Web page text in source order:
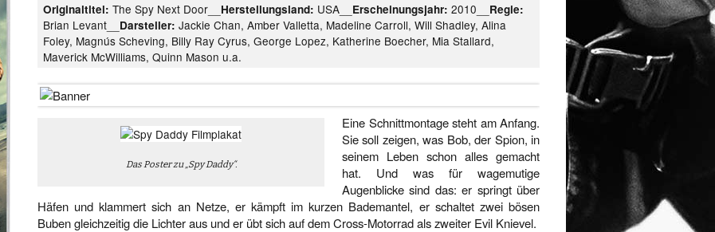
Originaltitel: The Spy Next Door__ Herstellungsland: USA__ Erscheinungsjahr: 2010__ Regie:
Brian Levant__ Darsteller: Jackie Chan, Amber Valletta, Madeline Carroll, Will Shadley, Alina
Foley, Magnús Scheving, Billy Ray Cyrus, George Lopez, Katherine Boecher, Mia Stallard,
Maverick McWilliams, Quinn Mason u.a.
Das Poster zu „Spy Daddy“.
Eine Schnittmontage steht am Anfang.
Sie soll zeigen, was Bob, der Spion, in
seinem Leben schon alles gemacht
hat. Und was für wagemutige
Augenblicke sind das: er springt über
Häfen und klammert sich an Netze, er kämpft im kurzen Bademantel, er schaltet zwei bösen
Buben gleichzeitig die Lichter aus und er übt sich auf dem Cross-Motorrad als zweiter Evil Knievel.